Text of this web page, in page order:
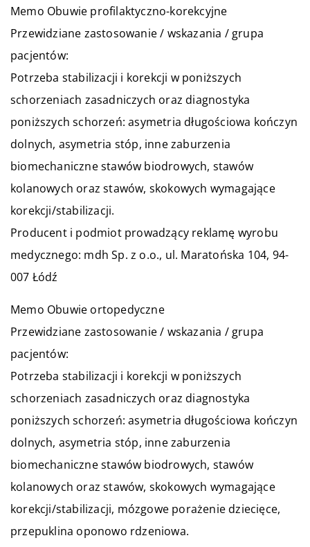
Memo Obuwie profilaktyczno-korekcyjne
Przewidziane zastosowanie / wskazania / grupa
pacjentów:
Potrzeba stabilizacji i korekcji w poniższych
schorzeniach zasadniczych oraz diagnostyka
poniższych schorzeń: asymetria długościowa kończyn
dolnych, asymetria stóp, inne zaburzenia
biomechaniczne stawów biodrowych, stawów
kolanowych oraz stawów, skokowych wymagające
korekcji/stabilizacji.
Producent i podmiot prowadzący reklamę wyrobu
medycznego: mdh Sp. z o.o., ul. Maratońska 104, 94-
007 Łódź
Memo Obuwie ortopedyczne
Przewidziane zastosowanie / wskazania / grupa
pacjentów:
Potrzeba stabilizacji i korekcji w poniższych
schorzeniach zasadniczych oraz diagnostyka
poniższych schorzeń: asymetria długościowa kończyn
dolnych, asymetria stóp, inne zaburzenia
biomechaniczne stawów biodrowych, stawów
kolanowych oraz stawów, skokowych wymagające
korekcji/stabilizacji, mózgowe porażenie dziecięce,
przepuklina oponowo rdzeniowa.